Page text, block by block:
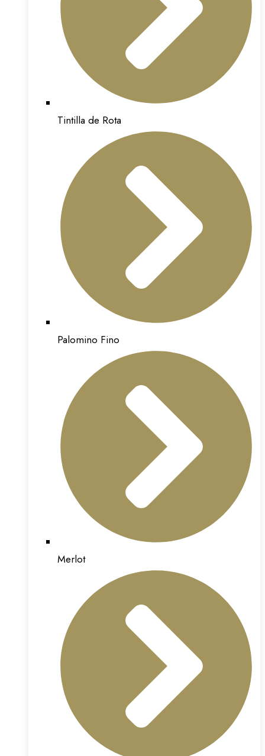
Tintilla de Rota
Palomino Fino
Merlot